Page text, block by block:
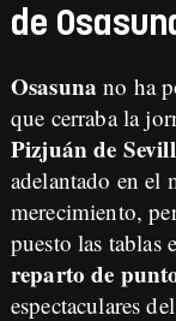
de
Osasuna no ha
que cerraba la
Pizjuán de
adelantado en el
merecimiento,
puesto las tablas
reparto de
espectaculares